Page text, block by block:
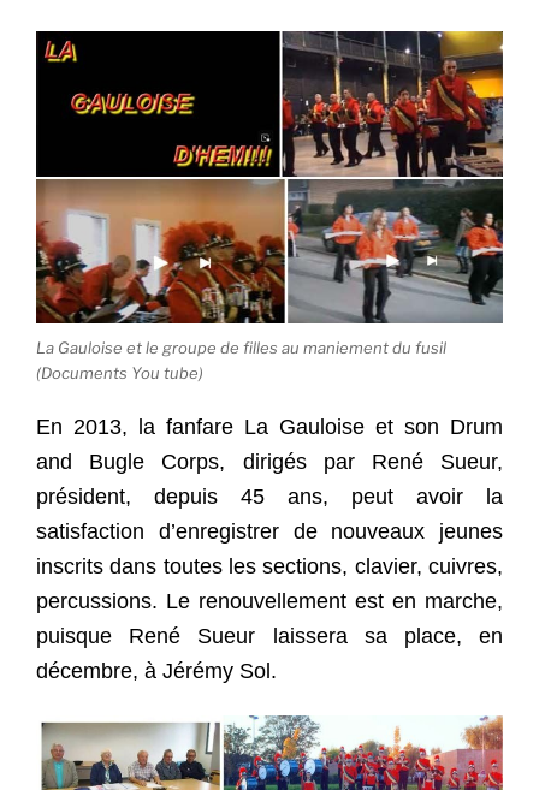
La Gauloise et le groupe de filles au maniement du fusil
(Documents You tube)
En 2013, la fanfare La Gauloise et son Drum
and Bugle Corps, dirigés par René Sueur,
président, depuis 45 ans, peut avoir la
satisfaction d’enregistrer de nouveaux jeunes
inscrits dans toutes les sections, clavier, cuivres,
percussions. Le renouvellement est en marche,
puisque René Sueur laissera sa place, en
décembre, à Jérémy Sol.